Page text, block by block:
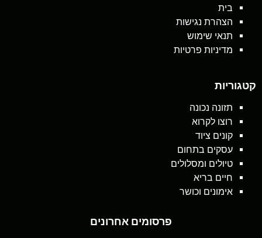
בית
הצהרת נגישות
תנאי שימוש
מדיניות פרטיות
קטגוריות
תזונה נכונה
רוצו לקרוא
קונים ציוד
עסקים בתחום
טיולים ומסלולים
חיים בריא
אימונים וכושר
פרסומים אחרונים